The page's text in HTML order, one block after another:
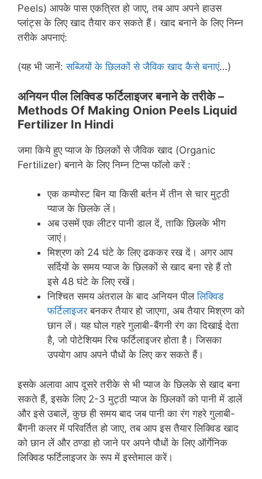
Peels) आपके पास एकत्रित हो जाए, तब आप अपने हाउस
प्लांट्स के लिए खाद तैयार कर सकते हैं। खाद बनाने के लिए निम्न
तरीके अपनाएं:
(यह भी जानें:सब्जियों के छिलकों से जैविक खाद कैसे बनाएं…)
अनियन पील लिक्विड फर्टिलाइजर बनाने के तरीके –
Methods Of Making Onion Peels Liquid
Fertilizer In Hindi
जमा किये हुए प्याज के छिलकों से जैविक खाद (Organic
Fertilizer) बनाने के लिए निम्न टिप्स फॉलो करें :
एक कम्पोस्ट बिन या किसी बर्तन में तीन से चार मुट्ठी
प्याज के छिलके लें।
अब उसमें एक लीटर पानी डाल दें, ताकि छिलके भीग
जाएं।
मिश्रण को 24 घंटे के लिए ढककर रख दें। अगर आप
सर्दियों के समय प्याज के छिलकों से खाद बना रहे हैं तो
इसे 48 घंटे के लिए रखें।
निश्चित समय अंतराल के बाद अनियन पीललिक्विड
फर्टिलाइजरबनकर तैयार हो जाएगा, अब तैयार मिश्रण को
छान लें। यह घोल गहरे गुलाबी-बैंगनी रंग का दिखाई देता
है, जो पोटेशियम रिच फर्टिलाइजर होता है। जिसका
उपयोग आप अपने पौधों के लिए कर सकते हैं।
इसके अलावा आप दूसरे तरीके से भी प्याज के छिलके से खाद बना
सकते हैं, इसके लिए 2-3 मुट्ठी प्याज के छिलकों को पानी में डालें
और इसे उबालें, कुछ ही समय बाद जब पानी का रंग गहरे गुलाबी-
बैंगनी कलर में परिवर्तित हो जाए, तब आप इस तैयार लिक्विड खाद
को छान लें और ठण्डा हो जाने पर अपने पौधों के लिए ऑर्गेनिक
लिक्विड फर्टिलाइजर के रूप में इस्तेमाल करें।